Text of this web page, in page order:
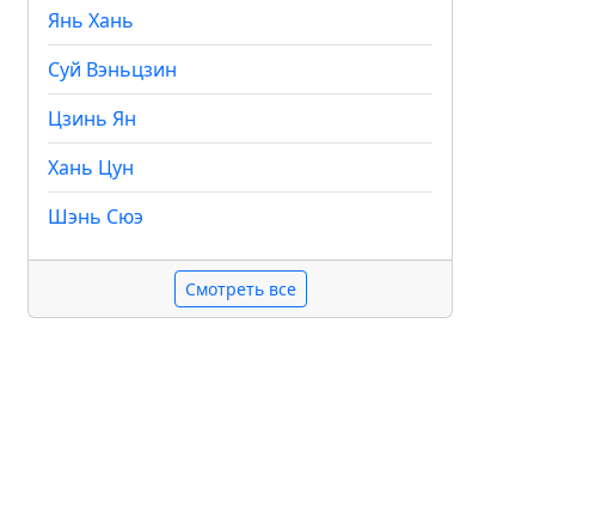
Янь Хань
Суй Вэньцзин
Цзинь Ян
Хань Цун
Шэнь Сюэ
Смотреть все